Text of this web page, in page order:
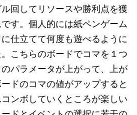
回してリソースや勝利点を獲
す。個人的には紙ペンゲーム
仕立てて何度も遊べるように
こちらのボードでコマを１つ
パラメータが上がって、上が
ドのコマの値がアップすると
ンボしていくところが楽しい